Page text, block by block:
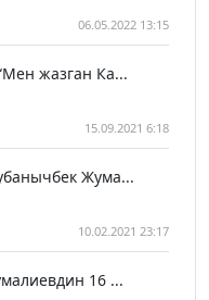
06.05.2022 13:15
жазган Ка...
15.09.2021 6:18
Жума...
10.02.2021 23:17
16 ...